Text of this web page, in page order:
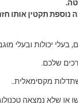
נוספת תקטין אותו
יכולות ובעלי
שלכם.
מקסימאלית..
או שלא נמצאה